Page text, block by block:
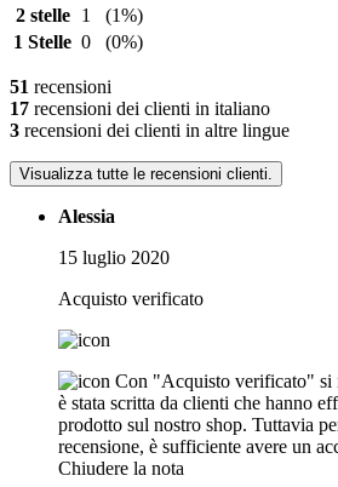
2 stelle
1
(1%)
1 Stelle 0 (0%)
51 recensioni
17 recensioni dei clienti in italiano
3 recensioni dei clienti in altre lingue
Visualizza tutte le recensioni clienti.
Alessia
15 luglio 2020
Acquisto verificato
Con "Acquisto verificato" si
è stata scritta da clienti che hanno
prodotto sul nostro shop. Tuttavia
recensione, è sufficiente avere un
Chiudere la nota